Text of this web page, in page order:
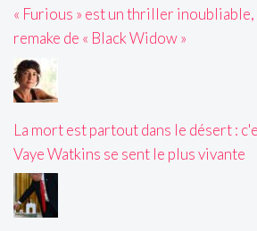
« Furious » est un thriller inoubliable,
remake de « Black Widow »
La mort est partout dans le désert :
Vaye Watkins se sent le plus vivante